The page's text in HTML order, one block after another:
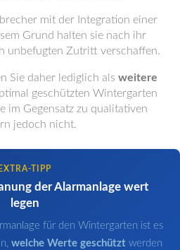
mit der Integration einer
Grund halten sie nach ihr
unbefugten Zutritt verschaffen.
Sie daher lediglich als weitere
geschützten Wintergarten
im Gegensatz zu qualitativen
jedoch nicht.
EXTRA-TIPP
der Alarmanlage wert
legen
für den Wintergarten ist es
welche Werte geschützt werden